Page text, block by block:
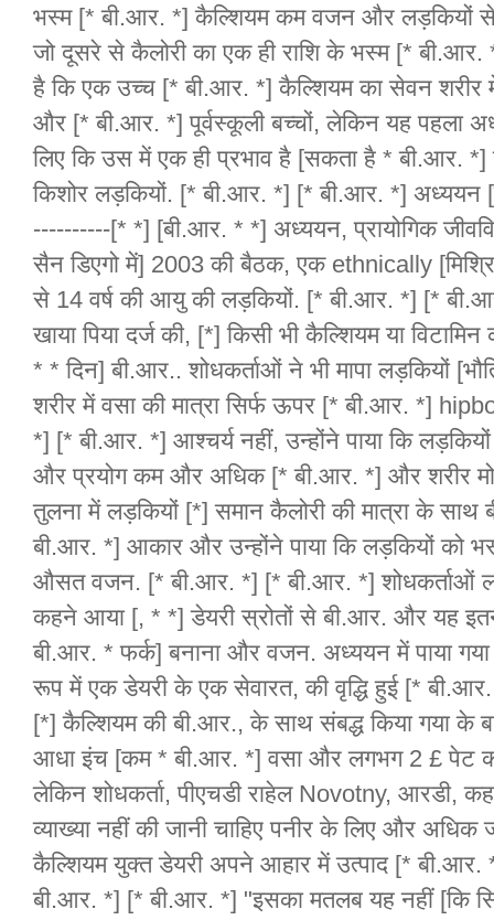
भस्म [* बी.आर. *] कैल्शियम कम वजन और लड़कियों
जो दूसरे से कैलोरी का एक ही राशि के भस्म [*
है कि एक उच्च [* बी.आर. *] कैल्शियम का सेवन
और [* बी.आर. *] पूर्वस्कूली बच्चों, लेकिन यह पहला
लिए कि उस में एक ही प्रभाव है [सकता है * बी.आर.
किशोर लड़कियों. [* बी.आर. *] [* बी.आर. *]
----------[* *] [बी.आर. * *] अध्ययन, प्रायोगिक
सैन डिएगो में] 2003 की बैठक, एक ethnically
से 14 वर्ष की आयु की लड़कियों. [* बी.आर. *] [*
खाया पिया दर्ज की, [*] किसी भी कैल्शियम या
* * दिन] बी.आर.. शोधकर्ताओं ने भी मापा लड़कियों
शरीर में वसा की मात्रा सिर्फ ऊपर [* बी.आर. *]
*] [* बी.आर. *] आश्चर्य नहीं, उन्होंने पाया कि
और प्रयोग कम और अधिक [* बी.आर. *] और शरीर
तुलना में लड़कियों [*] समान कैलोरी की मात्रा के साथ
बी.आर. *] आकार और उन्होंने पाया कि लड़कियों को
औसत वजन. [* बी.आर. *] [* बी.आर. *] शोधकर्ताओं
कहने आया [, * *] डेयरी स्रोतों से बी.आर. और यह
बी.आर. * फर्क] बनाना और वजन. अध्ययन में पाया
रूप में एक डेयरी के एक सेवारत, की वृद्धि हुई [*
[*] कैल्शियम की बी.आर., के साथ संबद्ध किया गया के
आधा इंच [कम * बी.आर. *] वसा और लगभग 2 £ पेट
लेकिन शोधकर्ता, पीएचडी राहेल Novotny, आरडी,
व्याख्या नहीं की जानी चाहिए पनीर के लिए और
कैल्शियम युक्त डेयरी अपने आहार में उत्पाद [*
बी.आर. *] [* बी.आर. *] "इसका मतलब यह नहीं [कि